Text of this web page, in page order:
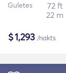
Guletes
72 ft
22 m
$1,293 /nakts